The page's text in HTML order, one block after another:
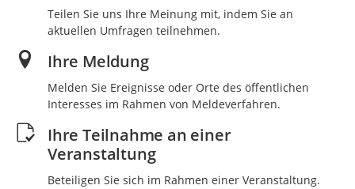
Teilen Sie uns Ihre Meinung mit, indem Sie an
aktuellen Umfragen teilnehmen.
Ihre Meldung
Melden Sie Ereignisse oder Orte des öffentlichen
Interesses im Rahmen von Meldeverfahren.
Ihre Teilnahme an einer
Veranstaltung
Beteiligen Sie sich im Rahmen einer Veranstaltung.